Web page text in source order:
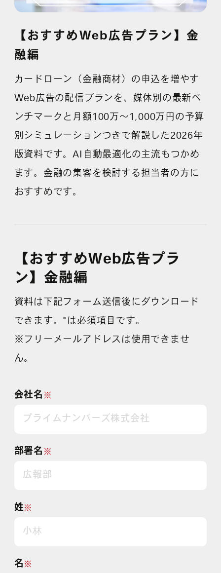
無料診断実施中
Webマーケティング用語集
よくある質問
【おすすめWeb広告プラン】金
融編
カードローン（金融商材）の申込を増やす
Web広告の配信プランを、媒体別の最新ベ
ンチマークと月額100万〜1,000万円の予算
別シミュレーションつきで解説した2026年
版資料です。AI自動最適化の主流もつかめ
ます。金融の集客を検討する担当者の方に
おすすめです。
【おすすめWeb広告プラ
ン】金融編
資料は下記フォーム送信後にダウンロード
できます。*は必須項目です。
※フリーメールアドレスは使用できませ
ん。
※
会社名
※
部署名
※
姓
※
名